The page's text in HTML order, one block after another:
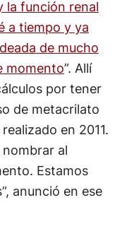
la función renal
a tiempo y ya
de mucho
momento”. Allí
por tener
de metacrilato
en 2011.
al
Estamos
anunció en ese